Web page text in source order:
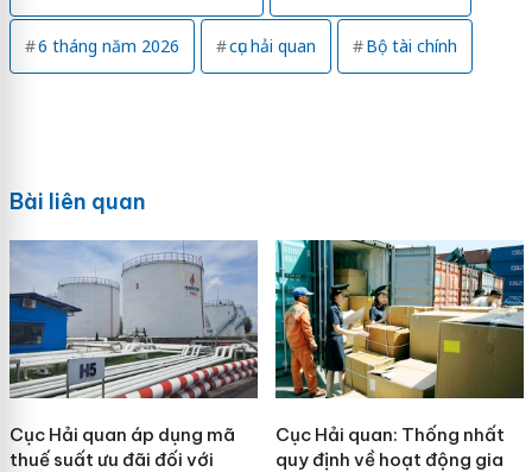
6 tháng năm 2026 cục hải quan Bộ tài chính
Bài liên quan
Cục Hải quan áp dụng mã
thuế suất ưu đãi đối với
Cục Hải quan: Thống nhất
quy định về hoạt động gia